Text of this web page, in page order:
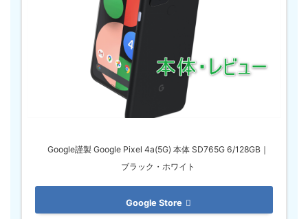
Google謹製 Google Pixel 4a(5G) 本体 SD765G 6/128GB｜
ブラック・ホワイト
Google Store